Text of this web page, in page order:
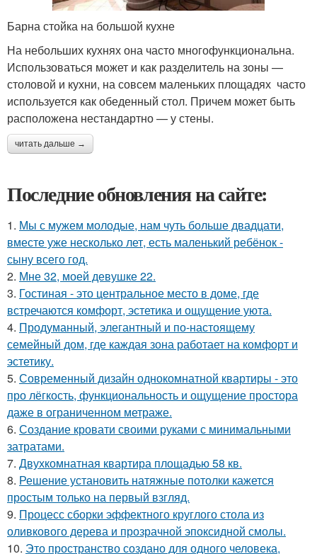
Барна стойка на большой кухне
На небольших кухнях она часто многофункциональна.
Использоваться может и как разделитель на зоны —
столовой и кухни, на совсем маленьких площадях часто
используется как обеденный стол. Причем может быть
расположена нестандартно — у стены.
читать дальше →
Последние обновления на сайте:
1. Мы с мужем молодые, нам чуть больше двадцати,
вместе уже несколько лет, есть маленький ребёнок -
сыну всего год.
2. Мне 32, моей девушке 22.
3. Гостиная - это центральное место в доме, где
встречаются комфорт, эстетика и ощущение уюта.
4. Продуманный, элегантный и по-настоящему
семейный дом, где каждая зона работает на комфорт и
эстетику.
5. Современный дизайн однокомнатной квартиры - это
про лёгкость, функциональность и ощущение простора
даже в ограниченном метраже.
6. Создание кровати своими руками с минимальными
затратами.
7. Двухкомнатная квартира площадью 58 кв.
8. Решение установить натяжные потолки кажется
простым только на первый взгляд.
9. Процесс сборки эффектного круглого стола из
оливкового дерева и прозрачной эпоксидной смолы.
10. Это пространство создано для одного человека,